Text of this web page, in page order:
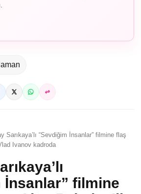
Sarıkaya’lı “Sevdiğim İnsanlar” filmine flaş
Ivanov kadroda
İnsanlar” filmine